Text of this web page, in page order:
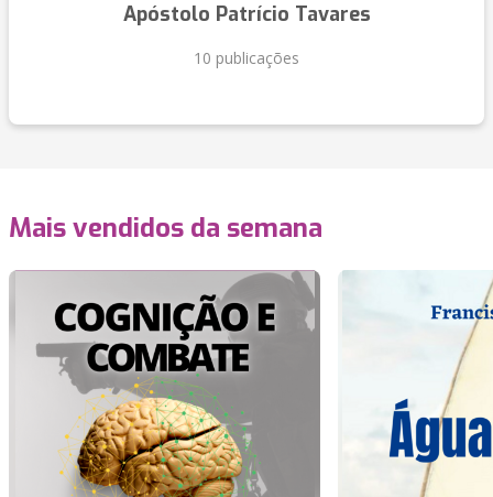
Apóstolo Patrício Tavares
10 publicações
Mais vendidos da semana